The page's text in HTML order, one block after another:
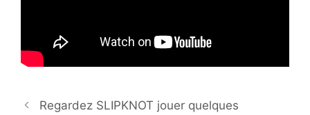
Regardez SLIPKNOT jouer quelques